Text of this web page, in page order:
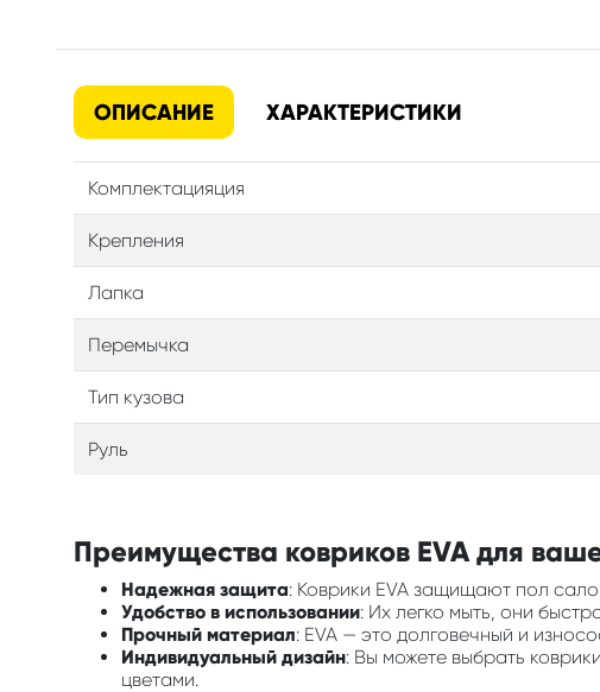
ОПИСАНИЕ ХАРАКТЕРИСТИКИ
Комплектацияция
Крепления
Лапка
Перемычка
Тип кузова
Руль
Преимущества ковриков EVA для
Надежная защита: Коврики EVA защищают пол
Удобство в использовании: Их легко мыть, они
Прочный материал: EVA — это долговечный и
Индивидуальный дизайн: Вы можете выбрать
цветами.